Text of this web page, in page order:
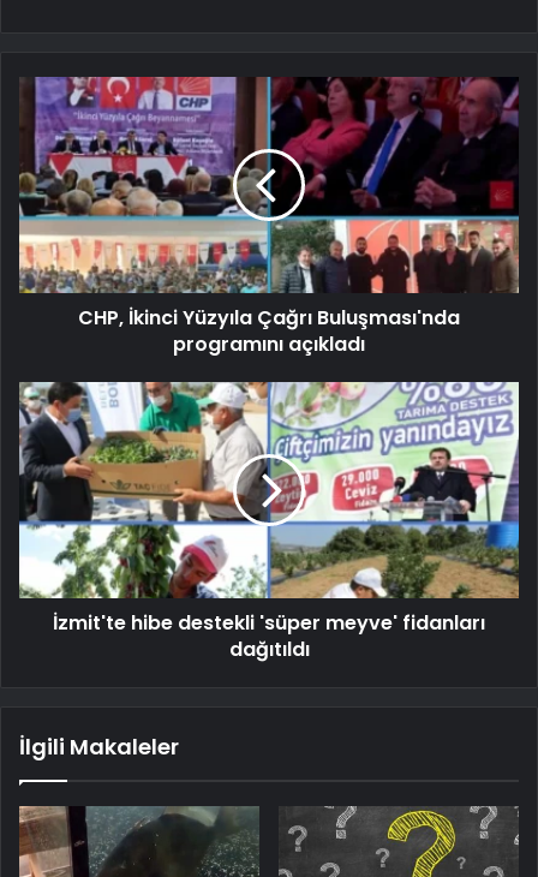
CHP, İkinci Yüzyıla Çağrı Buluşması'nda
programını açıkladı
İzmit'te hibe destekli 'süper meyve' fidanları
dağıtıldı
İlgili Makaleler